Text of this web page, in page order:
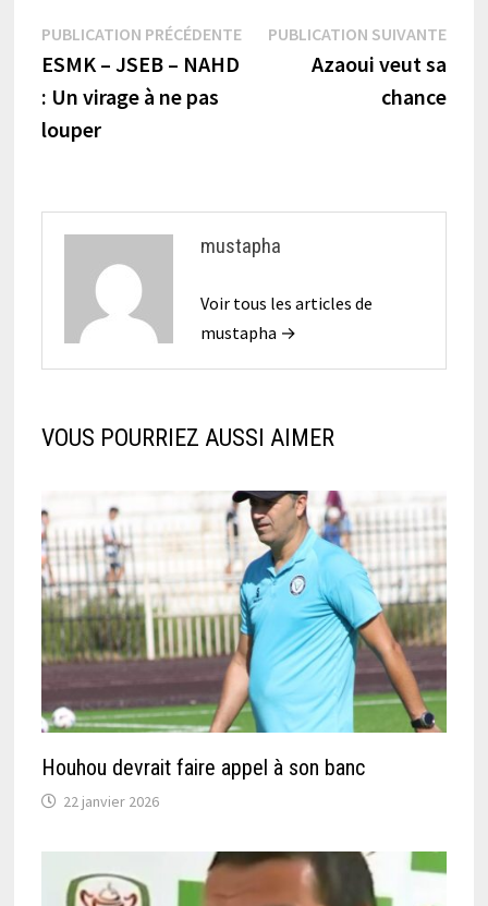
Navigation
de
l’article
PUBLICATION PRÉCÉDENTEPublication
précédente :
ESMK – JSEB – NAHD
: Un virage à ne pas
louper
PUBLICATION SUIVANTE
Azaoui veut sa
chance
mustapha
Voir tous les articles de
mustapha →
VOUS POURRIEZ AUSSI AIMER
Houhou devrait faire appel à son banc
22 janvier 2026